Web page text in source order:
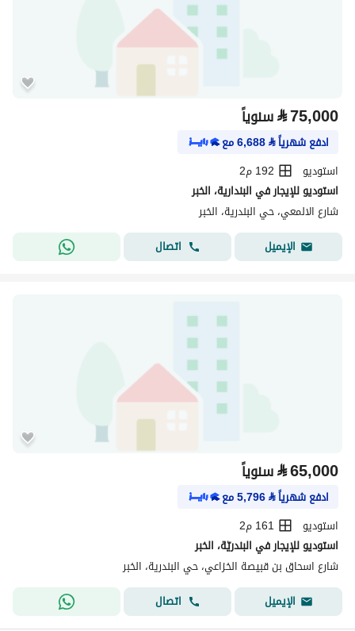
⃁75,000 سنوياً
ادفع شهرياً⃁
6,688مع
استوديو
192 م2
استوديو للإيجار في البندارية، الخبر
شارع الالمعي، حي البندرية، الخبر
الإيميل
اتصال
⃁65,000 سنوياً
ادفع شهرياً⃁
5,796مع
استوديو
161 م2
استوديو للإيجار في البندريّة، الخبر
شارع اسحاق بن قبيصة الخزاعي، حي البندرية، الخبر
الإيميل
اتصال